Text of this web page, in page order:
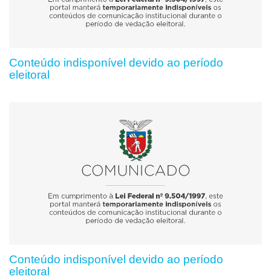
Conteúdo indisponível devido ao período
eleitoral
Conteúdo indisponível devido ao período
eleitoral